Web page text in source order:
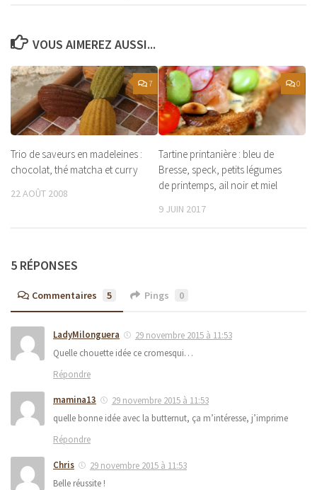
VOUS AIMEREZ AUSSI...
7
Trio de saveurs en madeleines :
chocolat, thé matcha et curry
22 AOÛT 2008
0
Tartine printanière : bleu de
Bresse, speck, petits légumes
de printemps, ail noir et miel
9 JUIN 2017
5 RÉPONSES
Commentaires 5 Pings 0
LadyMilonguera
29 novembre 2015 à 11:53
Quelle chouette idée ce cromesqui…
Répondre
mamina13
29 novembre 2015 à 11:53
quelle bonne idée avec la butternut, ça m’intéresse, j’imprime
Répondre
Chris
29 novembre 2015 à 11:53
Belle réussite !